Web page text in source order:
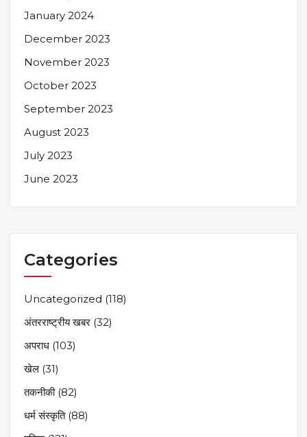
January 2024
December 2023
November 2023
October 2023
September 2023
August 2023
July 2023
June 2023
Categories
Uncategorized (118)
अंतरराष्ट्रीय खबर (32)
अपराध (103)
खेल (31)
तकनीकी(82)
धर्म संस्कृति(88)